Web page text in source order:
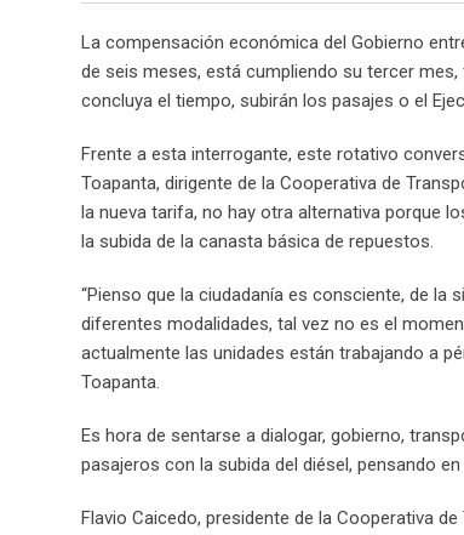
La compensación económica del Gobierno
de seis meses, está cumpliendo su tercer
concluya el tiempo, subirán los pasajes o el
Frente a esta interrogante, este rotativo
Toapanta, dirigente de la Cooperativa de
la nueva tarifa, no hay otra alternativa porque
la subida de la canasta básica de repuestos.
“Pienso que la ciudadanía es consciente, de
diferentes modalidades, tal vez no es el
actualmente las unidades están trabajando a
Toapanta.
Es hora de sentarse a dialogar, gobierno,
pasajeros con la subida del diésel, pensando
Flavio Caicedo, presidente de la Cooperativa